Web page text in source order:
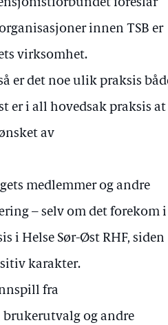
foreslår
innen TSB er
virksomhet.
er det noe ulik praksis
er i all hovedsak praksis at
av
medlemmer og andre
– selv om det forekom i
i Helse Sør-Øst RHF, siden
karakter.
fra
brukerutvalg og andre